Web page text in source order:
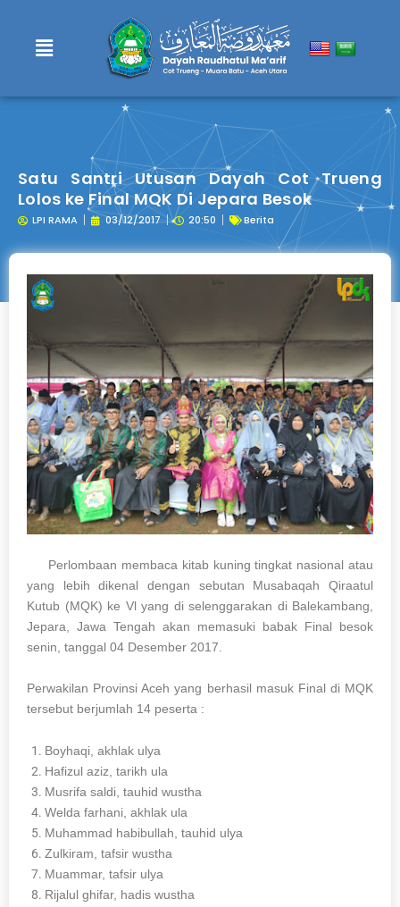
konten
Satu Santri Utusan Dayah Cot Trueng
Lolos ke Final MQK Di Jepara Besok
LPI RAMA 03/12/2017 20:50 Berita
Perlombaan membaca kitab kuning tingkat nasional atau
yang lebih dikenal dengan sebutan Musabaqah Qiraatul
Kutub (MQK) ke Vl yang di selenggarakan di Balekambang,
Jepara, Jawa Tengah akan memasuki babak Final besok
senin, tanggal 04 Desember 2017.
Perwakilan Provinsi Aceh yang berhasil masuk Final di MQK
tersebut berjumlah 14 peserta :
Boyhaqi, akhlak ulya
Hafizul aziz, tarikh ula
Musrifa saldi, tauhid wustha
Welda farhani, akhlak ula
Muhammad habibullah, tauhid ulya
Zulkiram, tafsir wustha
Muammar, tafsir ulya
Rijalul ghifar, hadis wustha